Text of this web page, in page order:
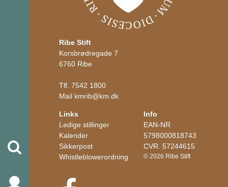
Ribe Stift
Korsbrødregade 7
6760 Ribe
Tlf.7542 1800
Mail kmrib@km.dk
Links
Ledige stillinger
Kalender
Sikkerpost
Whistleblowerordning
Info
EAN-NR
5798000818743
CVR. 57244615
© 2026 Ribe Stift